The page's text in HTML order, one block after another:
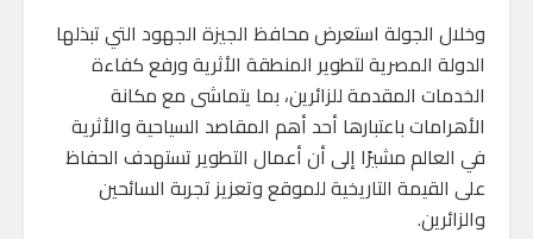
وخلال الجولة استعرض محافظ الجيزة الجهود التي تبذلها
الدولة المصرية لتطوير المنطقة الأثرية ورفع كفاءة
الخدمات المقدمة للزائرين، بما يتماشى مع مكانة
الأهرامات باعتبارها أحد أهم المقاصد السياحية والأثرية
في العالم مشيرًا إلى أن أعمال التطوير تستهدف الحفاظ
على القيمة التاريخية للموقع وتعزيز تجربة السائحين
والزائرين.